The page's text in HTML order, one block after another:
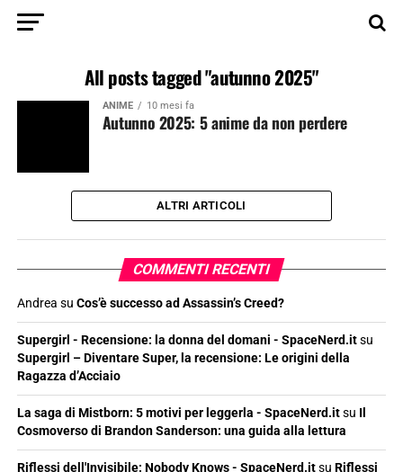
All posts tagged "autunno 2025"
ANIME 10 mesi fa
Autunno 2025: 5 anime da non perdere
ALTRI ARTICOLI
COMMENTI RECENTI
Andrea su Cos’è successo ad Assassin’s Creed?
Supergirl - Recensione: la donna del domani - SpaceNerd.itsu
Supergirl – Diventare Super, la recensione: Le origini della
Ragazza d’Acciaio
La saga di Mistborn: 5 motivi per leggerla - SpaceNerd.itsu Il
Cosmoverso di Brandon Sanderson: una guida alla lettura
Riflessi dell'Invisibile: Nobody Knows - SpaceNerd.itsu Riflessi